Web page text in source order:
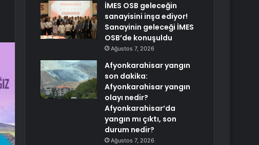
İMES OSB geleceğin
sanayisini inşa ediyor!
Sanayinin geleceği İMES
OSB’de konuşuldu
Ağustos 7, 2026
Afyonkarahisar yangın
son dakika:
Afyonkarahisar yangın
olayı nedir?
Afyonkarahisar’da
yangın mı çıktı, son
durum nedir?
Ağustos 7, 2026